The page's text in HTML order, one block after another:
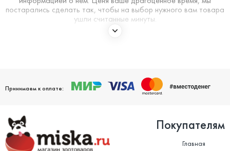
постарались сделать так, чтобы на выбор нужного вам товара
ушли считанные минуты.
и ветеринарные препараты. Вся продукция, представленная в
нашем магазине, сертифицирована и соответствует высоким
стандартам качества.
Принимаем к оплате:
Покупателям
Главная